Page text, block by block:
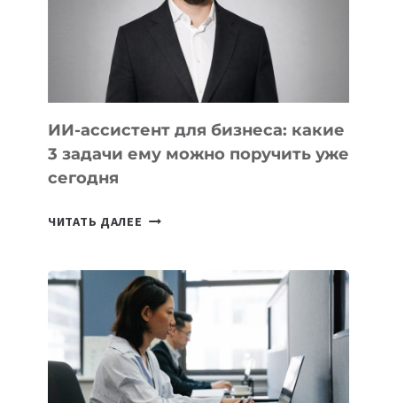
АЗИИ
КАВКАЗА
ИИ-ассистент для бизнеса: какие
3 задачи ему можно поручить уже
сегодня
ЧИТАТЬ ДАЛЕЕ ИИ-
БИЗНЕСА:
КАКИЕ
3
ЗАДАЧИ
ЕМУ
МОЖНО